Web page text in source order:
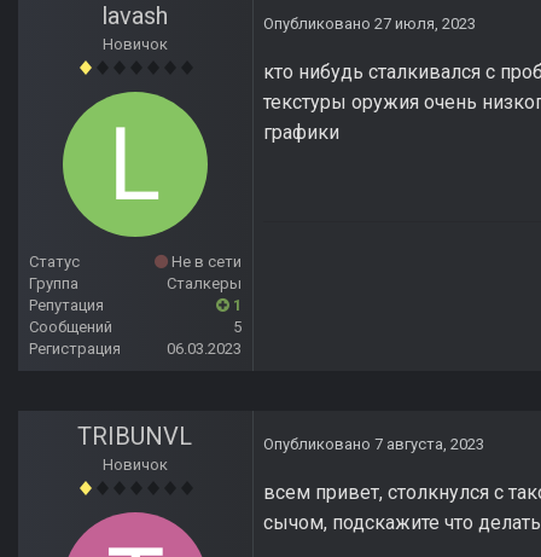
lavash
Новичок
Статус
Не в сети
Группа
Сталкеры
Репутация
1
Сообщений
5
Регистрация
06.03.2023
Опубликовано 27 июля, 2023
кто нибудь сталкивался с
текстуры оружия очень
графики
TRIBUNVL
Новичок
Опубликовано 7 августа, 2023
всем привет, столкнулся с
сычом, подскажите что